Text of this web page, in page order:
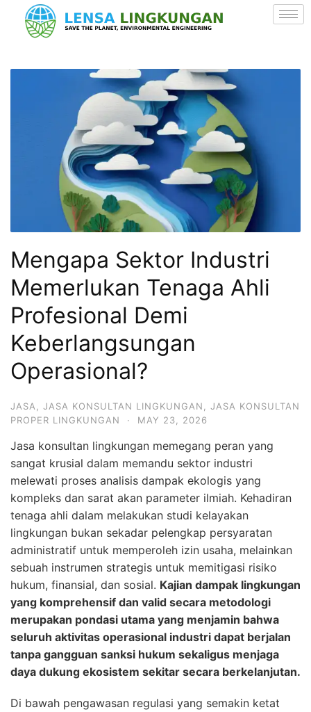
Mengapa Sektor Industri
Memerlukan Tenaga Ahli
Profesional Demi
Keberlangsungan
Operasional?
JASA JASA KONSULTAN LINGKUNGAN
JASA KONSULTAN
PROPER LINGKUNGAN
· MAY 23, 2026
Jasa konsultan lingkungan memegang peran yang
sangat krusial dalam memandu sektor industri
melewati proses analisis dampak ekologis yang
kompleks dan sarat akan parameter ilmiah. Kehadiran
tenaga ahli dalam melakukan studi kelayakan
lingkungan bukan sekadar pelengkap persyaratan
administratif untuk memperoleh izin usaha, melainkan
sebuah instrumen strategis untuk memitigasi risiko
hukum, finansial, dan sosial. Kajian dampak lingkungan
yang komprehensif dan valid secara metodologi
merupakan pondasi utama yang menjamin bahwa
seluruh aktivitas operasional industri dapat berjalan
tanpa gangguan sanksi hukum sekaligus menjaga
daya dukung ekosistem sekitar secara berkelanjutan.
Di bawah pengawasan regulasi yang semakin ketat